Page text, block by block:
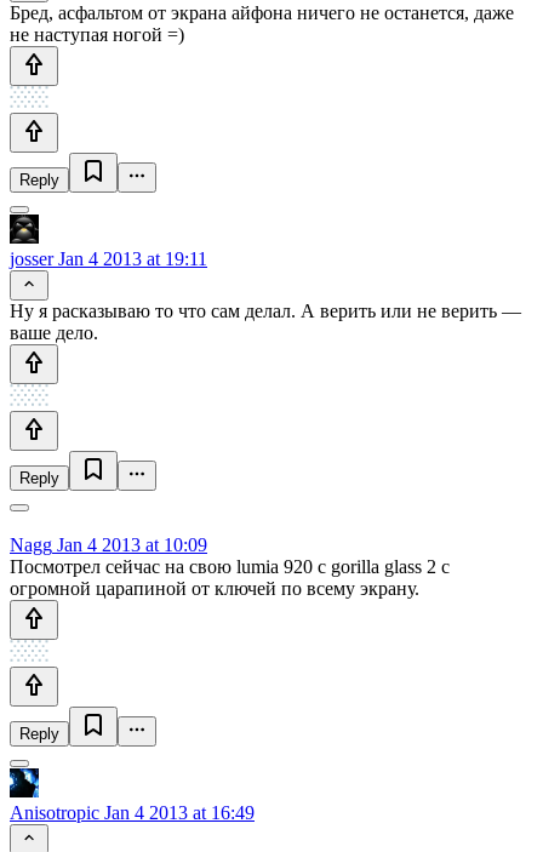
Бред, асфальтом от экрана айфона ничего не останется, даже
не наступая ногой =)
Reply
josserJan 4 2013 at 19:11
Ну я расказываю то что сам делал. А верить или не верить —
ваше дело.
Reply
Nagg Jan 4 2013 at 10:09
Посмотрел сейчас на свою lumia 920 с gorilla glass 2 с
огромной царапиной от ключей по всему экрану.
Reply
Anisotropic Jan 4 2013 at 16:49